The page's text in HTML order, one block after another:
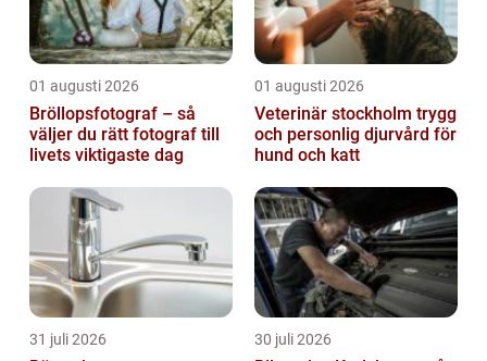
01 augusti 2026
Bröllopsfotograf – så
väljer du rätt fotograf till
livets viktigaste dag
01 augusti 2026
Veterinär stockholm trygg
och personlig djurvård för
hund och katt
31 juli 2026 30 juli 2026